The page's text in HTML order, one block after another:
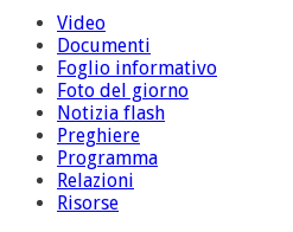
Video
Documenti
Foglio informativo
Foto del giorno
Notizia flash
Preghiere
Programma
Relazioni
Risorse